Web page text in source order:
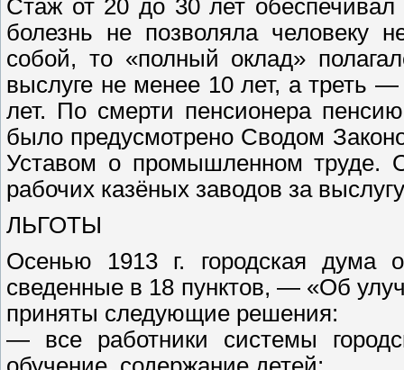
Стаж от 20 до 30 лет
болезнь не позволяла человеку
собой, то «полный оклад»
выслуге не менее 10 лет, а треть
лет. По смерти пенсионера
было предусмотрено Сводом
Уставом о промышленном труде.
рабочих казёных заводов за
ЛЬГОТЫ
Осенью 1913 г. городская дума
сведенные в 18 пунктов, — «Об
приняты следующие решения:
— все работники системы